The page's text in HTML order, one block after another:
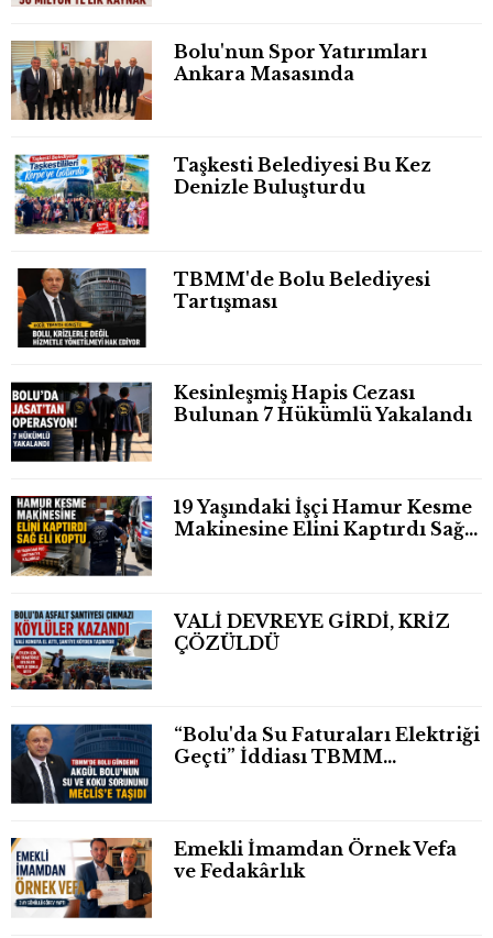
Bolu'nun Spor Yatırımları
Ankara Masasında
Taşkesti Belediyesi Bu Kez
Denizle Buluşturdu
TBMM'de Bolu Belediyesi
Tartışması
Kesinleşmiş Hapis Cezası
Bulunan 7 Hükümlü Yakalandı
19 Yaşındaki İşçi Hamur Kesme
Makinesine Elini Kaptırdı Sağ
VALİ DEVREYE GİRDİ, KRİZ
ÇÖZÜLDÜ
“Bolu'da Su Faturaları Elektriği
Geçti” İddiası TBMM
Emekli İmamdan Örnek Vefa
ve Fedakârlık